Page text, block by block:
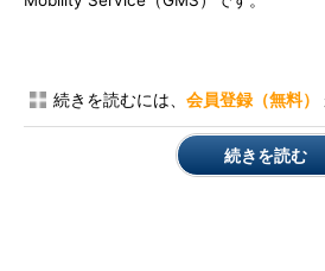
続きを読むには、 会員登録（無料）
続きを読む